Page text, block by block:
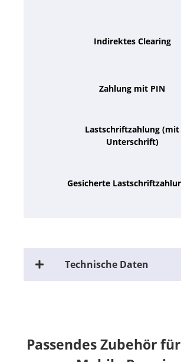
Indirektes Clearing
Zahlung mit PIN
Lastschriftzahlung (mit
Unterschrift)
Gesicherte
Technische Daten
Passendes Zubehör